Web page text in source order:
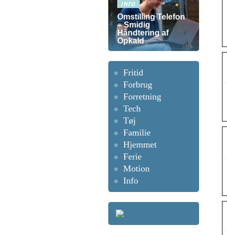
INFO
Omstilling Telefon
– Smidig
Håndtering af
Opkald
Fritid
Forbrug
Forretning
Tech
Tøj
Familie
Hjemmet
Ferie
Motion
Info